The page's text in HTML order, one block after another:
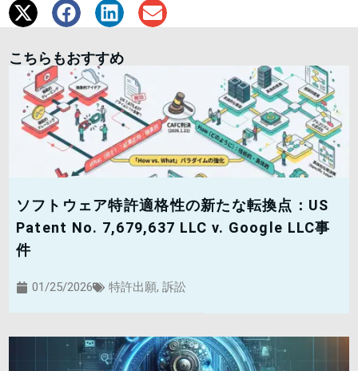
こちらもおすすめ
ソフトウェア特許適格性の新たな転換点：US
Patent No. 7,679,637 LLC v. Google LLC事
件
01/25/2026 特許出願, 訴訟